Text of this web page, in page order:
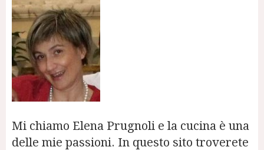
Mi chiamo Elena Prugnoli e la cucina è una
delle mie passioni. In questo sito troverete